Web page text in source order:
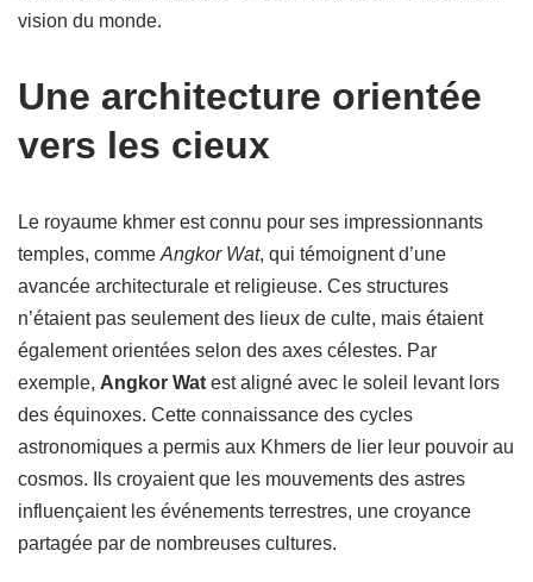
vision du monde.
Une architecture orientée
vers les cieux
Le royaume khmer est connu pour ses impressionnants
temples, comme Angkor Wat, qui témoignent d’une
avancée architecturale et religieuse. Ces structures
n’étaient pas seulement des lieux de culte, mais étaient
également orientées selon des axes célestes. Par
exemple, Angkor Wat est aligné avec le soleil levant lors
des équinoxes. Cette connaissance des cycles
astronomiques a permis aux Khmers de lier leur pouvoir au
cosmos. Ils croyaient que les mouvements des astres
influençaient les événements terrestres, une croyance
partagée par de nombreuses cultures.